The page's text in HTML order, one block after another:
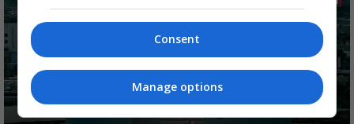
Consent
Manage options